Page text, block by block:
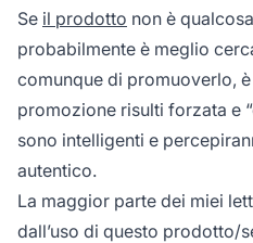
Se il prodotto non è
probabilmente è meglio
comunque di promuoverlo,
promozione risulti forzata e
sono intelligenti e
autentico.
La maggior parte dei miei
dall’uso di questo prodotto/